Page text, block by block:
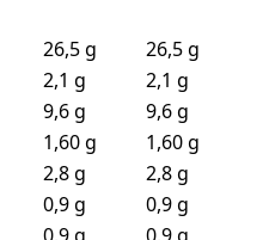
26,5 g
26,5 g
2,1 g
2,1 g
9,6 g
9,6 g
1,60 g
1,60 g
2,8 g
2,8 g
0,9 g
0,9 g